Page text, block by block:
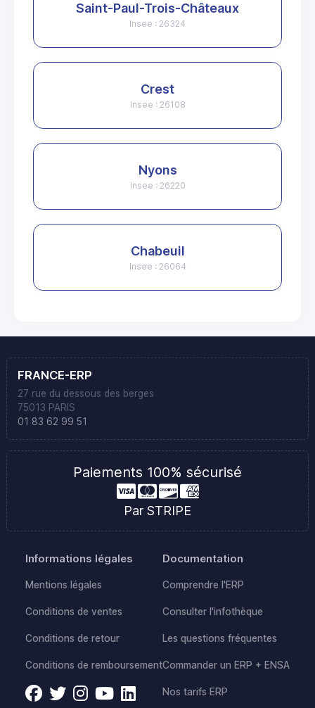
Saint-Paul-Trois-Châteaux
Insee : 26324
Crest
Insee : 26108
Nyons
Insee : 26220
Chabeuil
Insee : 26064
FRANCE-ERP
27 rue du dessous des berges
75013 PARIS
01 83 62 99 51
Paiements 100% sécurisé
Par STRIPE
Informations légales
Mentions légales
Conditions de ventes
Conditions de retour
Conditions de remboursement
Documentation
Comprendre l'ERP
Consulter l'infothèque
Les questions fréquentes
Commander un ERP + ENSA
Nos tarifs ERP